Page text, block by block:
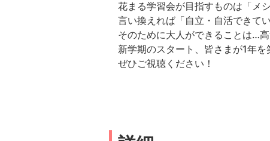
花まる学習会が目指すものは「メ
言い換えれば「自立・自活できて
そのために大人ができることは…高
新学期のスタート、皆さまが1年
ぜひご視聴ください！